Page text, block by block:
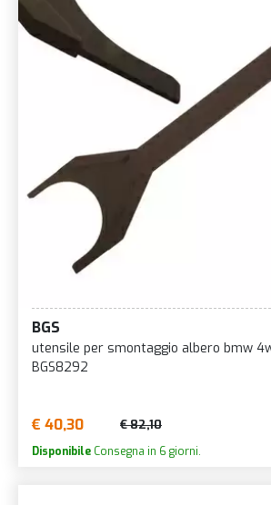
BGS
utensile per smontaggio albero bmw
BGS8292
€ 40,30 € 82,10
Disponibile Consegna in 6 giorni.